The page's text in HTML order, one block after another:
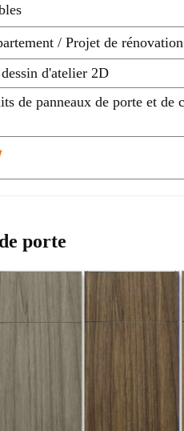
/ Projet de rénovation
d'atelier 2D
de panneaux de porte et de
porte